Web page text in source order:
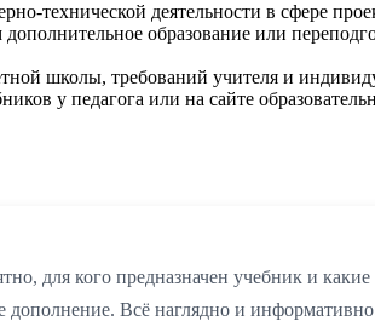
технической деятельности в сфере
образование или
школы, требований учителя и
у педагога или на сайте
для кого предназначен учебник и
Всё наглядно и